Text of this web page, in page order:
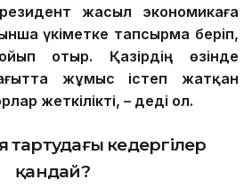
жасыл экономикаға
үкіметке тапсырма беріп,
отыр. Қазірдің өзінде
жұмыс істеп жатқан
жеткілікті, – деді ол.
тартудағы кедергілер
қандай?